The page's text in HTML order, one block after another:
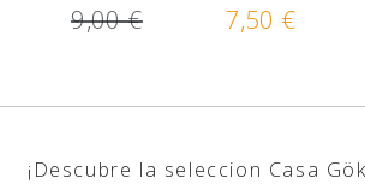
9,00 € 7,50 €
¡Descubre la seleccion Casa